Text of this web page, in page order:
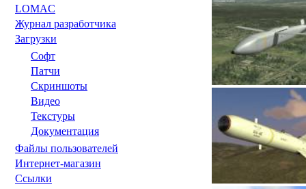
LOMAC
Журнал разработчика
Загрузки
Софт
Патчи
Скриншоты
Видео
Текстуры
Документация
Файлы пользователей
Интернет-магазин
Ссылки